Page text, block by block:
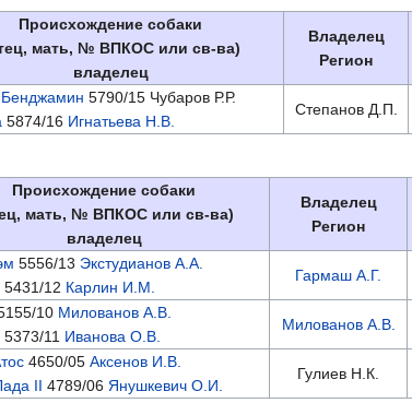
Происхождение собаки
мать, № ВПКОС или св-ва)
владелец
Владелец
Регион
5790/15 Чубаров Р.Р.
5874/16 Игнатьева Н.В.
Степанов Д.П.
Происхождение собаки
мать, № ВПКОС или св-ва)
владелец
Владелец
Регион
5556/13 Экстудианов А.А.
5431/12 Карлин И.М.
Гармаш А.Г.
10 Милованов А.В.
5373/11 Иванова О.В.
Милованов А.В.
4650/05Аксенов И.В.
II 4789/06 Янушкевич О.И.
Гулиев Н.К.